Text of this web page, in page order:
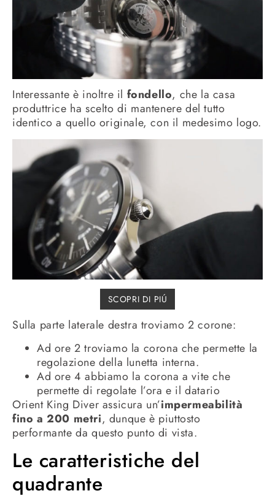
Interessante è inoltre il fondello, che la casa
produttrice ha scelto di mantenere del tutto
identico a quello originale, con il medesimo logo.
SCOPRI DI PIÚ
Sulla parte laterale destra troviamo 2 corone:
Ad ore 2 troviamo la corona che permette la
regolazione della lunetta interna.
Ad ore 4 abbiamo la corona a vite che
permette di regolate l’ora e il datario
Orient King Diver assicura un’impermeabilità
fino a 200 metri, dunque è piuttosto
performante da questo punto di vista.
Le caratteristiche del
quadrante